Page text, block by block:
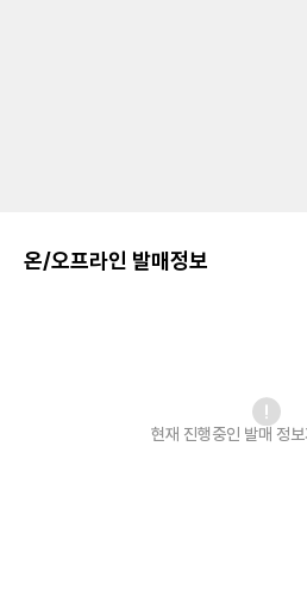
온/오프라인 발매정보
현재 진행중인 발매 정